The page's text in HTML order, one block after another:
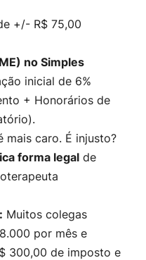
+/- R$ 75,00
no Simples
inicial de 6%
+ Honorários de
mais caro. É injusto?
forma legal de
Muitos colegas
por mês e
300,00 de imposto e